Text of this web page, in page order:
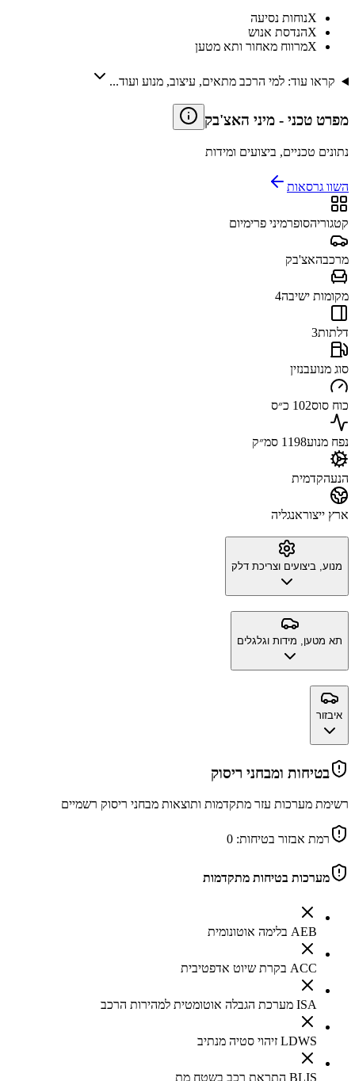
Xנוחות נסיעה
Xהנדסת אנוש
Xמרווח מאחור ותא מטען
קראו עוד: למי הרכב מתאים, עיצוב, מנוע ועוד...
מפרט טכני - מיני האצ'בק
נתונים טכניים, ביצועים ומידות
השוו גרסאות
קטגוריהסופרמיני פרימיום
מרכבהאצ'בק
מקומות ישיבה4
דלתות3
סוג מנועבנזין
כוח סוס102 כ״ס
נפח מנוע1198 סמ״ק
הנעהקדמית
ארץ ייצוראנגליה
מנוע, ביצועים וצריכת דלק
תא מטען, מידות וגלגלים
איבזור
בטיחות ומבחני ריסוק
רשימת מערכות עזר מתקדמות ותוצאות מבחני ריסוק רשמיים
רמת אבזור בטיחות: 0
מערכות בטיחות מתקדמות
AEB בלימה אוטונומית
ACC בקרת שיוט אדפטיבית
ISA מערכת הגבלה אוטומטית למהירות הרכב
LDWS זיהוי סטיה מנתיב
BLIS התראת רכב בשטח מת